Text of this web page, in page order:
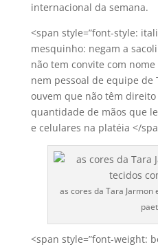
internacional da semana.
<span style=”font-style:
mesquinho: negam a
não tem convite com
nem pessoal de equipe de
ouvem que não têm
quantidade de mãos que
e celulares na platéia </
as cores da Tara Jarmon
<span style=”font-weight: